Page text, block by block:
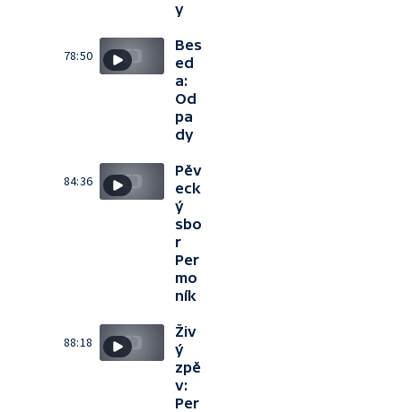
y
78:50
Bes
ed
a:
Od
pa
dy
84:36
Pěv
eck
ý
sbo
r
Per
mo
ník
88:18
Živ
ý
zpě
v:
Per